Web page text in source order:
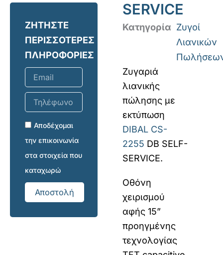
ΖΗΤΗΣΤΕ
ΠΕΡΙΣΣΟΤΕΡΕΣ
ΠΛΗΡΟΦΟΡΙΕΣ
Email
Τηλέφωνο
επικοινωνίας
Αποδέχομαι
την επικοινωνία
στα στοιχεία που
καταχωρώ
Αποστολή
SERVICE
Κατηγορία Ζυγοί
Λιανικών
Ζυγαριά
λιανικής
πώλησης με
εκτύπωση
DIBAL CS-
2255 DB SELF-
SERVICE.
Οθόνη
χειρισμού
αφής 15”
προηγμένης
τεχνολογίας